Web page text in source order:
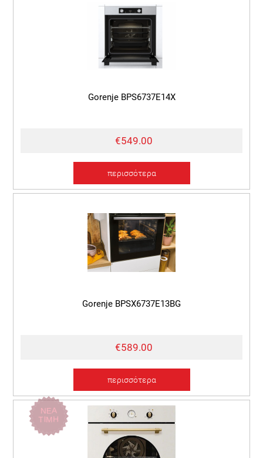
Gorenje BPS6737E14X
€549.00
περισσότερα
Gorenje BPSX6737E13BG
€589.00
περισσότερα
ΝΕΑ
ΤΙΜΗ